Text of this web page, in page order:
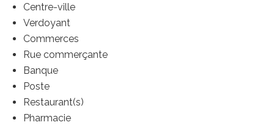
Centre-ville
Verdoyant
Commerces
Rue commerçante
Banque
Poste
Restaurant(s)
Pharmacie